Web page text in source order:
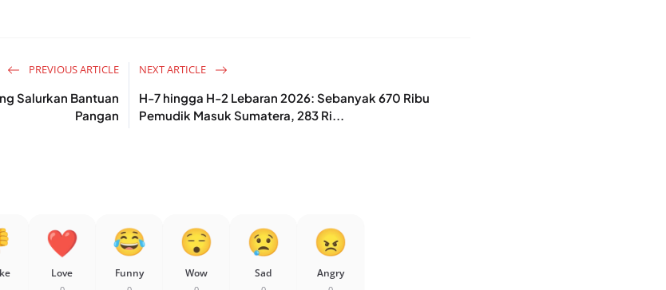
PREVIOUS ARTICLE
Salurkan Bantuan
Pangan
NEXT ARTICLE
H-7 hingga H-2 Lebaran 2026: Sebanyak 670 Ribu
Pemudik Masuk Sumatera, 283 Ri...
Love Funny Wow Sad Angry